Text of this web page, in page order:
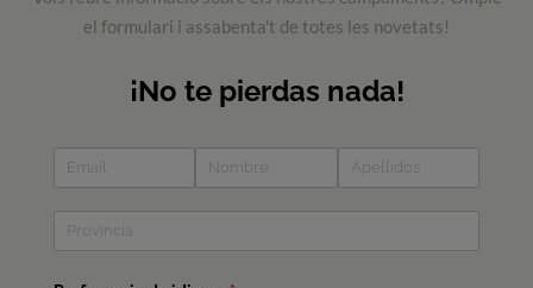
el formulari i assabenta't de totes les novetats!